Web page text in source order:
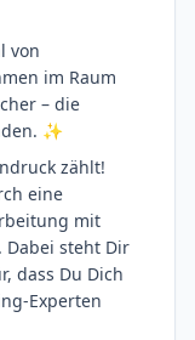
von
im Raum
– die
✨
zählt!
eine
mit
Dabei steht Dir
dass Du Dich
Experten